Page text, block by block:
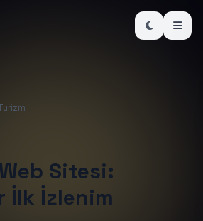
Sitesi:
İlk İzlenim